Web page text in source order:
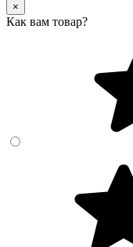
×
Как вам товар?